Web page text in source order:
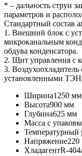
* – дальность струи
параметров и
Стандартный состав
1. Внешний блок с
микроканальным
обдува конденсатора.
2. Щит управления с
3.
установленными
Ширина1250 мм
Высота900 мм
Глубина625 мм
Масса с
Температурный
Напряжение220
ХладагентR-